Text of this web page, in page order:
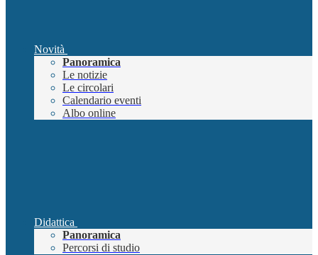
Novità
Panoramica
Le notizie
Le circolari
Calendario eventi
Albo online
Didattica
Panoramica
Percorsi di studio